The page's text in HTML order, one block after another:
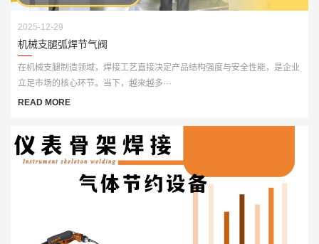
2025-12-29
机械支腿弧焊节气阀
在机械支腿制造领域，焊接工艺直接决定产品结构强度与安全性能，是企业
立足市场的核心环节。当下，越来越多···
READ MORE